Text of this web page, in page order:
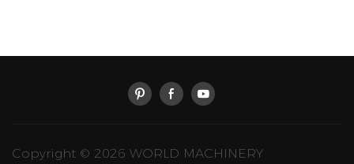
Copyright © 2026 WORLD MACHINERY